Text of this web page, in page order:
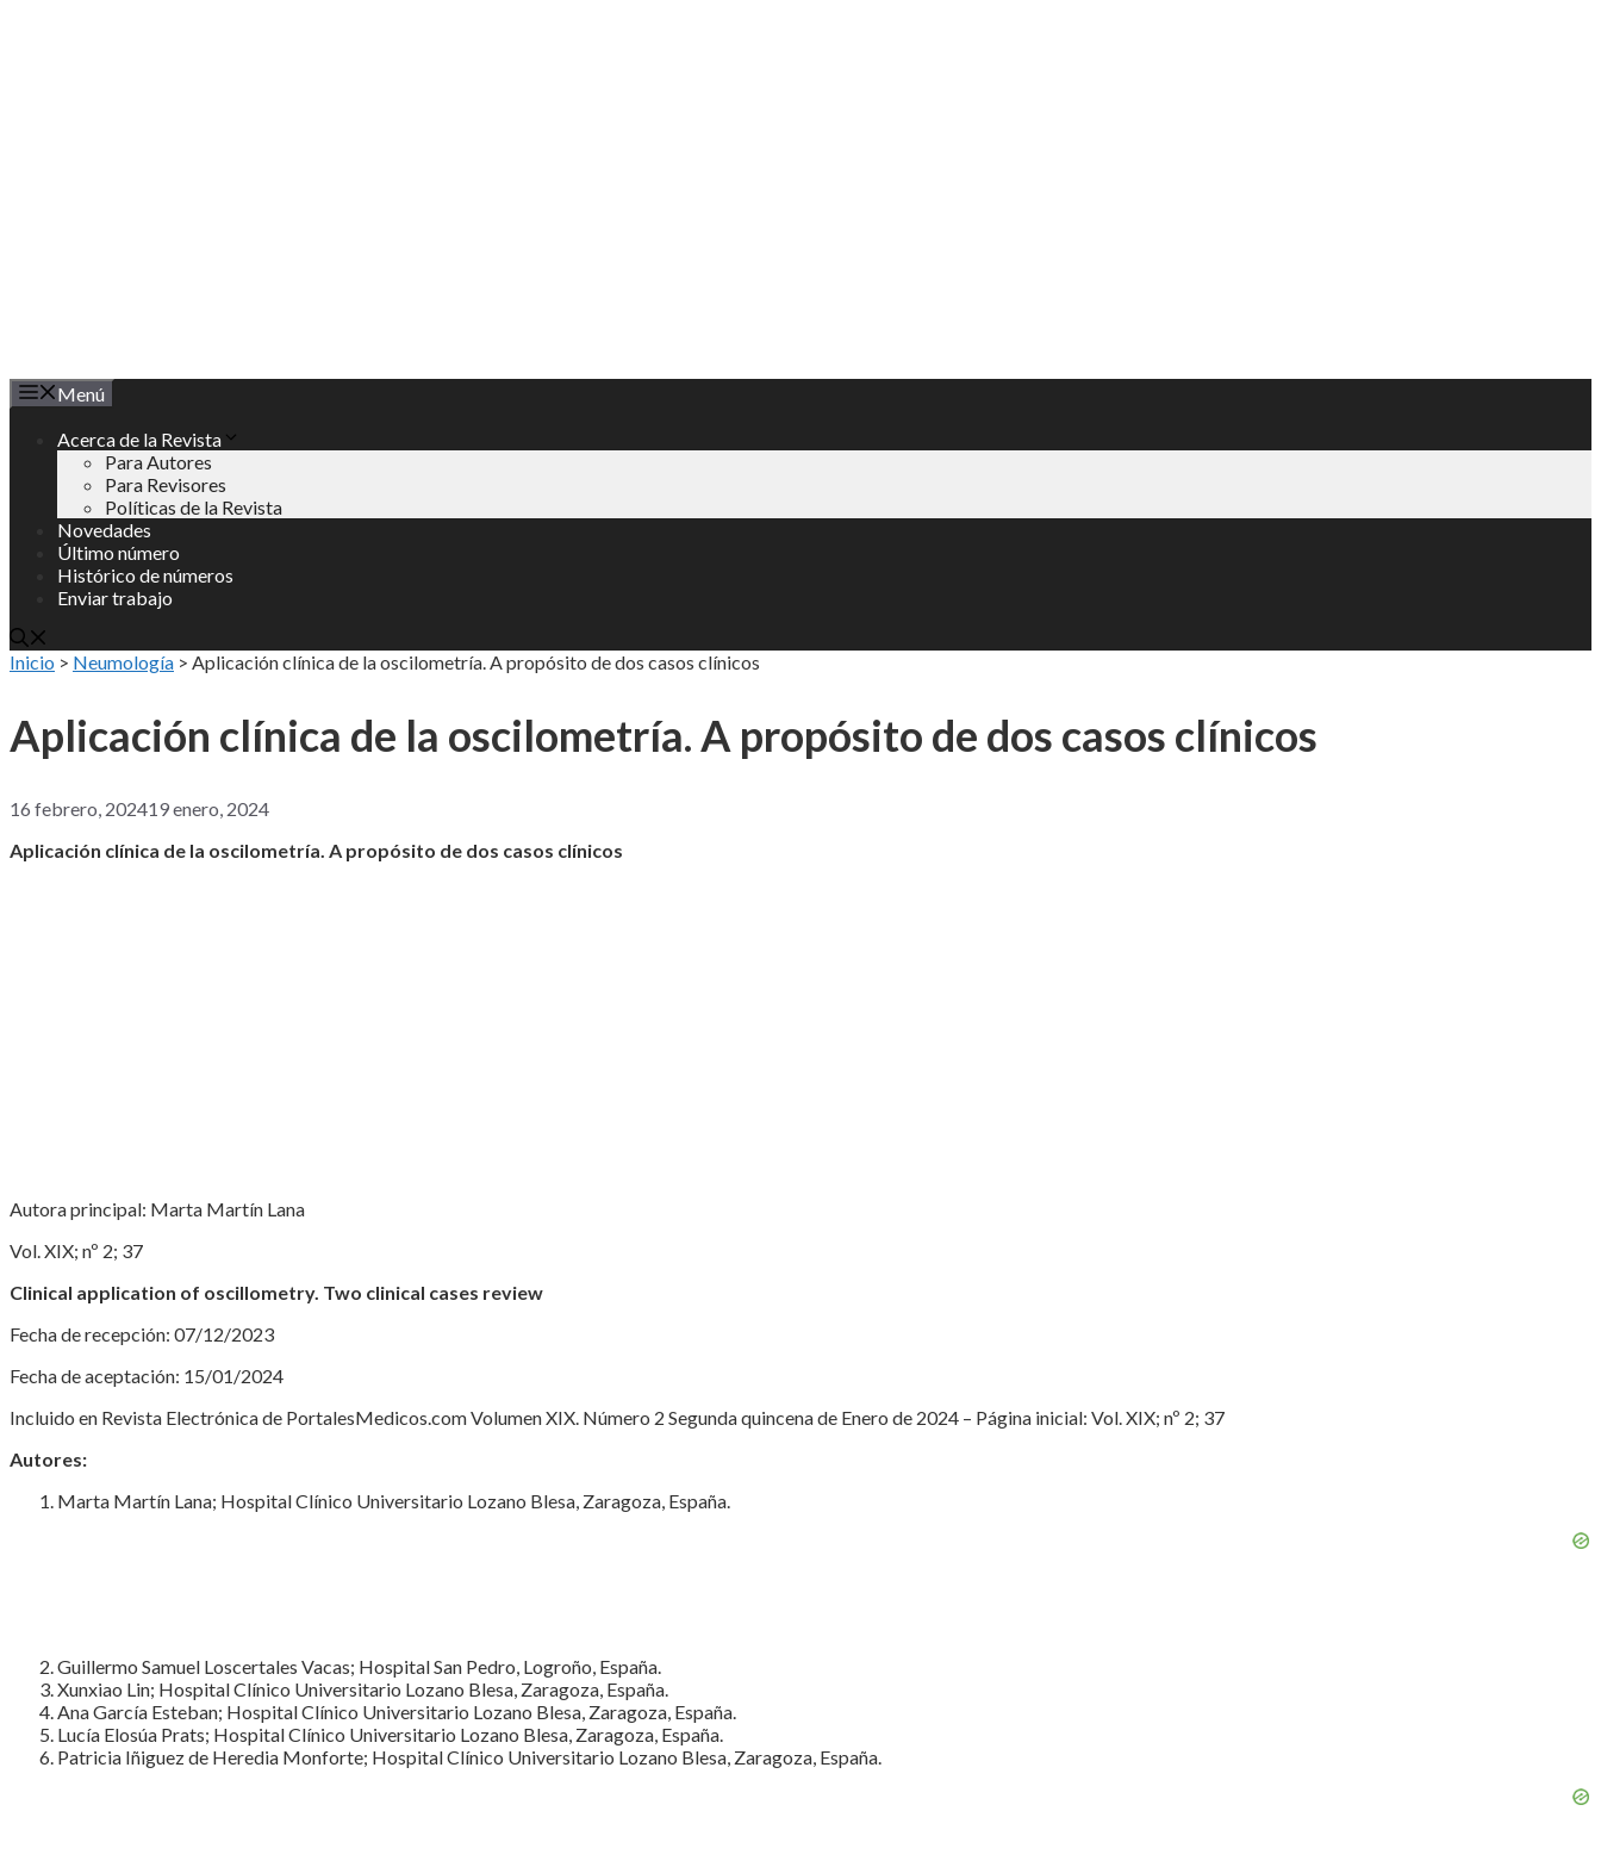
Menú
Acerca de la Revista
Para Autores
Para Revisores
Políticas de la Revista
Novedades
Último número
Histórico de números
Enviar trabajo
Inicio > Neumología > Aplicación clínica de la oscilometría. A propósito de dos casos clínicos
Aplicación clínica de la oscilometría. A propósito de dos casos clínicos
16 febrero, 202419 enero, 2024
Aplicación clínica de la oscilometría. A propósito de dos casos clínicos
Autora principal: Marta Martín Lana
Vol. XIX; nº 2; 37
Clinical application of oscillometry. Two clinical cases review
Fecha de recepción: 07/12/2023
Fecha de aceptación: 15/01/2024
Incluido en Revista Electrónica de PortalesMedicos.com Volumen XIX. Número 2 Segunda quincena de Enero de 2024 – Página inicial: Vol. XIX; nº 2; 37
Autores:
Marta Martín Lana; Hospital Clínico Universitario Lozano Blesa, Zaragoza, España.
Guillermo Samuel Loscertales Vacas; Hospital San Pedro, Logroño, España.
Xunxiao Lin; Hospital Clínico Universitario Lozano Blesa, Zaragoza, España.
Ana García Esteban; Hospital Clínico Universitario Lozano Blesa, Zaragoza, España.
Lucía Elosúa Prats; Hospital Clínico Universitario Lozano Blesa, Zaragoza, España.
Patricia Iñiguez de Heredia Monforte; Hospital Clínico Universitario Lozano Blesa, Zaragoza, España.